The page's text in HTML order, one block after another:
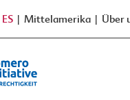
ES Mittelamerika Über